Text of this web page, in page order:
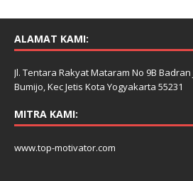
ALAMAT KAMI:
Jl. Tentara Rakyat Mataram No 9B Badran
Bumijo, Kec Jetis Kota Yogyakarta 55231
MITRA KAMI:
www.top-motivator.com